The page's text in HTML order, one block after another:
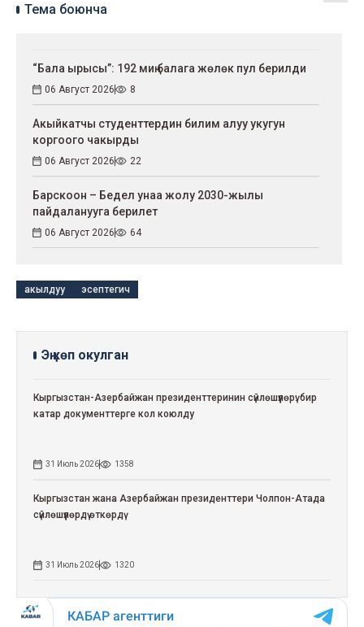
Тема боюнча
“Бала ырысы”: 192 миң балага жөлөк пул берилди
06 Август 2026 8
Акыйкатчы студенттердин билим алуу укугун
коргоого чакырды
06 Август 2026 22
Барскоон – Бедел унаа жолу 2030-жылы
пайдаланууга берилет
06 Август 2026 64
акылдуу эсептегич
Эң көп окулган
Кыргызстан-Азербайжан президенттеринин сүйлөшүүлөрү: бир
катар документтерге кол коюлду
31 Июль 2026 1358
Кыргызстан жана Азербайжан президенттери Чолпон-Атада
сүйлөшүүлөрдү өткөрдү
31 Июль 2026 1320